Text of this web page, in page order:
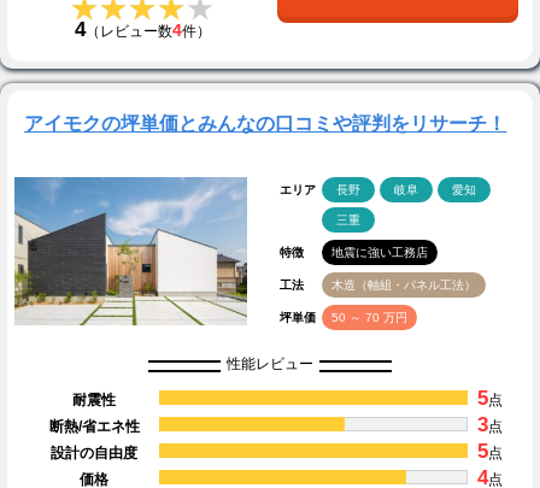
★★★★★
★★★★★
4（レビュー数4件）
アイモクの坪単価とみんなの口コミや評判をリサーチ！
エリア 長野 岐阜 愛知
三重
特徴 地震に強い工務店
工法 木造（軸組・パネル工法）
坪単価 50 ～ 70 万円
性能レビュー
耐震性 5点
断熱/省エネ性
3点
設計の自由度
5点
価格
4点